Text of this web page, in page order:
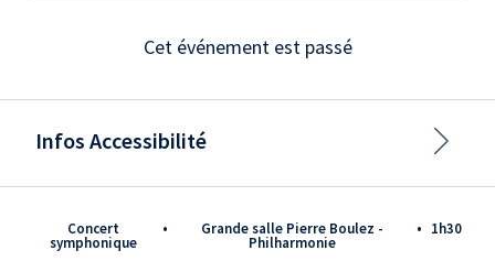
Concert
symphonique
• Grande salle Pierre Boulez -
Philharmonie
• 1h30
Cet événement est passé
Infos Accessibilité